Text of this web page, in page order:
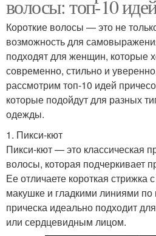
волосы: топ-10
Короткие волосы — это не
возможность для
подходят для женщин, которые
современно, стильно и
рассмотрим топ-10 идей
которые подойдут для разных
одежды.
1. Пикси-кют
Пикси-кют — это классическая
волосы, которая подчеркивает
Ее отличаете короткая стрижка
макушке и гладкими линиями по
прическа идеально подходит
или сердцевидным лицом.